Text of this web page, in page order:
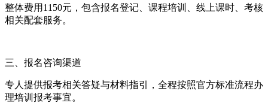
整体费用1150元，包含报名登记、课程培训、线上课时、考核
相关配套服务。
三、报名咨询渠道
专人提供报考相关答疑与材料指引，全程按照官方标准流程办
理培训报考事宜。